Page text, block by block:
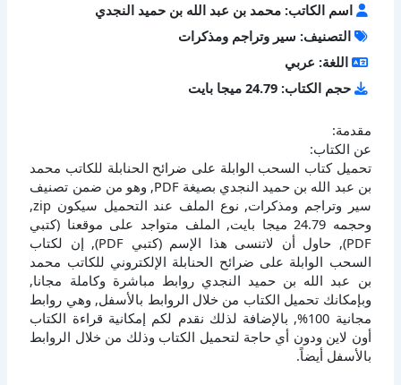
اسم الكاتب: محمد بن عبد الله بن حميد النجدي
التصنيف: سير وتراجم ومذكرات
اللغة: عربي
حجم الكتاب: 24.79 ميجا بايت
مقدمة:
عن الكتاب:
تحميل كتاب السحب الوابلة على ضرائح الحنابلة للكاتب محمد
بن عبد الله بن حميد النجدي بصيغة PDF, وهو من ضمن تصنيف
سير وتراجم ومذكرات, نوع الملف عند التحميل سيكون zip,
وحجمه 24.79 ميجا بايت, الملف متواجد على موقعنا (كتبي
PDF), حاول أن لاتنسى هذا الإسم (كتبي PDF), إن لكتاب
السحب الوابلة على ضرائح الحنابلة الإلكتروني للكاتب محمد
بن عبد الله بن حميد النجدي روابط مباشرة وكاملة مجانا,
وبإمكانك تحميل الكتاب من خلال الروابط بالأسفل, وهي روابط
مجانية 100%, بالإضافة لذلك نقدم لكم إمكانية قراءة الكتاب
أون لاين ودون أي حاجة لتحميل الكتاب وذلك من خلال الروابط
بالأسفل أيضاً.